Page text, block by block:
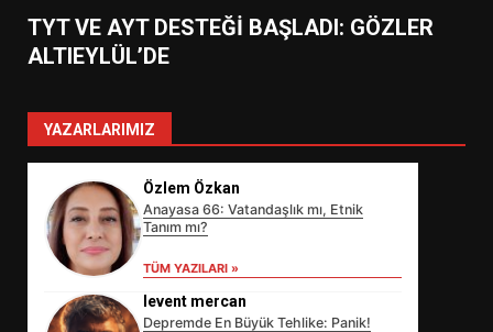
TYT VE AYT DESTEĞİ BAŞLADI: GÖZLER
ALTIEYLÜL’DE
YAZARLARIMIZ
Özlem Özkan
Anayasa 66: Vatandaşlık mı, Etnik
Tanım mı?
TÜM YAZILARI »
levent mercan
Depremde En Büyük Tehlike: Panik!